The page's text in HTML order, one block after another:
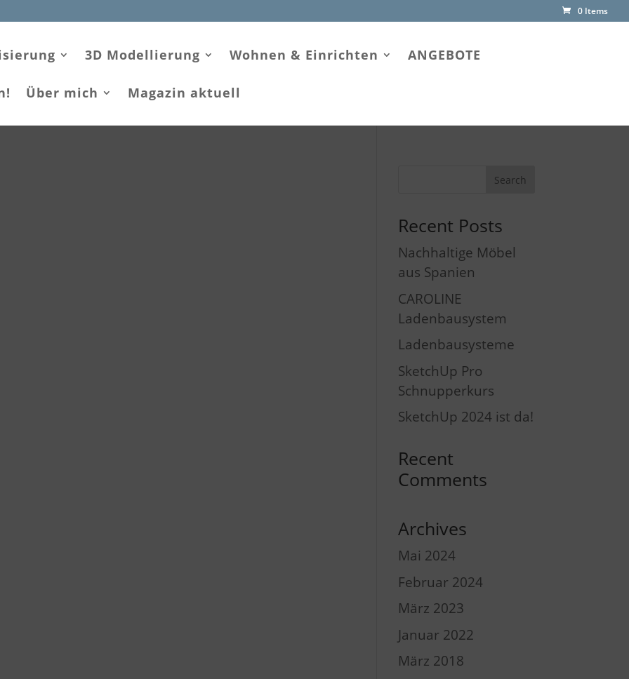
0 Items
3D Modellierung Wohnen & Einrichten ANGEBOTE
Über mich Magazin aktuell
Recent Posts
Nachhaltige Möbel
aus Spanien
CAROLINE
Ladenbausystem
Ladenbausysteme
SketchUp Pro
Schnupperkurs
SketchUp 2024 ist da!
Recent
Comments
Archives
Mai 2024
Februar 2024
März 2023
Januar 2022
März 2018